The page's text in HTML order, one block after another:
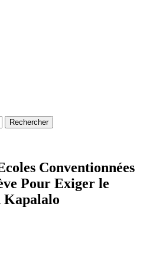
Conventionnées
Pour Exiger le
Kapalalo